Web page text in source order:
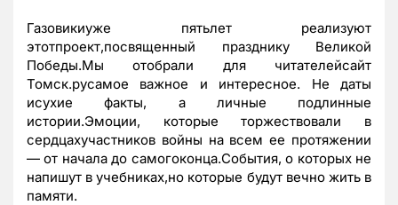
Газовикиуже пятьлет реализуют
этотпроект,посвященный празднику Великой
Победы.Мы отобрали для читателейсайт
Томск.русамое важное и интересное. Не даты
исухие факты, а личные подлинные
истории.Эмоции, которые торжествовали в
сердцахучастников войны на всем ее протяжении
— от начала до самогоконца.События, о которых не
напишут в учебниках,но которые будут вечно жить в
памяти.